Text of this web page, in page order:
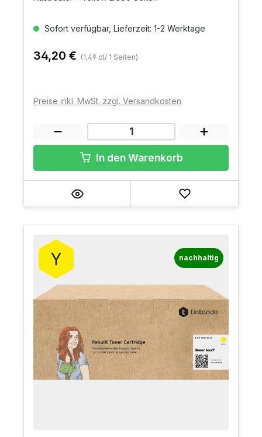
Sofort verfügbar, Lieferzeit: 1-2 Werktage
34,20 € (1,49 ct/ 1 Seiten)
Preise inkl. MwSt. zzgl. Versandkosten
In den Warenkorb
nachhaltig